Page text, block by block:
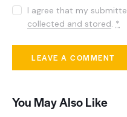
I agree that my
collected and stored. *
You May Also Like